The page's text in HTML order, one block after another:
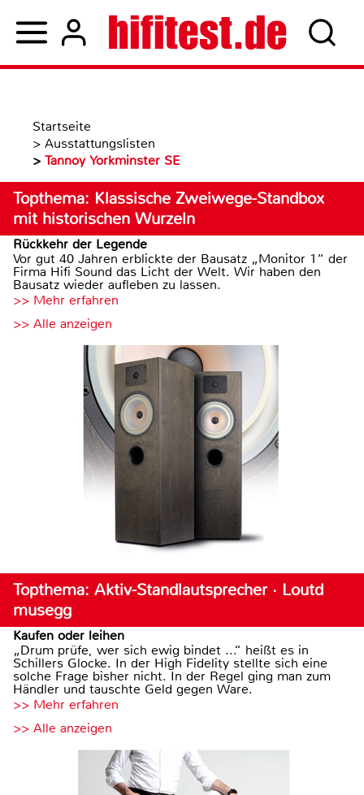
Startseite
> Ausstattungslisten
> Tannoy Yorkminster SE
Topthema: Klassische Zweiwege-Standbox
mit historischen Wurzeln
Rückkehr der Legende
Vor gut 40 Jahren erblickte der Bausatz „Monitor 1“ der
Firma Hifi Sound das Licht der Welt. Wir haben den
Bausatz wieder aufleben zu lassen.
>> Mehr erfahren
>> Alle anzeigen
Topthema: Aktiv-Standlautsprecher · Loutd
musegg
Kaufen oder leihen
„Drum prüfe, wer sich ewig bindet ...“ heißt es in
Schillers Glocke. In der High Fidelity stellte sich eine
solche Frage bisher nicht. In der Regel ging man zum
Händler und tauschte Geld gegen Ware.
>> Mehr erfahren
>> Alle anzeigen